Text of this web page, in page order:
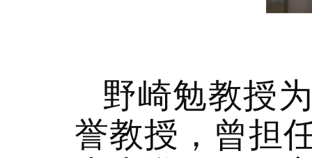
野崎勉教授
誉教授，曾担